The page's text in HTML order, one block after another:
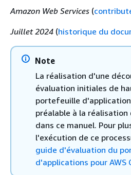
Amazon Web Services (
Juillet 2024 (historique du
Note
La réalisation d'une
évaluation initiales de
portefeuille
préalable à la
dans ce manuel. Pour
l'exécution de ce
guide d'évaluation du
d'applications pour AWS